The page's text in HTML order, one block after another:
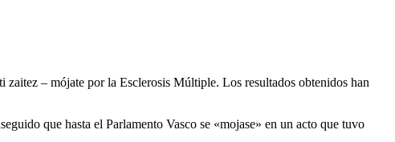
– mójate por la Esclerosis Múltiple. Los resultados obtenidos han
que hasta el Parlamento Vasco se «mojase» en un acto que tuvo